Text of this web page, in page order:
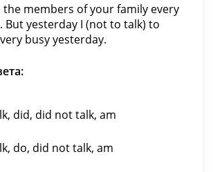
the members of your family every
But yesterday I (not to talk) to
busy yesterday.
did, did not talk, am
do, did not talk, am